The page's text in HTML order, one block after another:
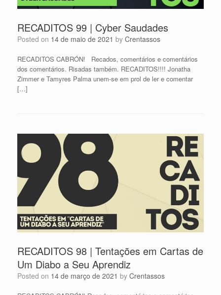
RECADITOS 99 | Cyber Saudades
Posted on 14 de maio de 2021 by Crentassos
RECADITOS CABRÓN! Recados, comentários e comentários
dos comentários. Risadas também. RECADITOS!!!! Jonatha
Zimmer e Tamyres Palma unem-se em prol de ler e comentar
[…]
RECADITOS 98 | Tentações em Cartas de
Um Diabo a Seu Aprendiz
Posted on 14 de março de 2021 by Crentassos